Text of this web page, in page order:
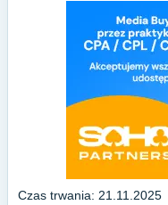
Czas trwania: 21.11.2025